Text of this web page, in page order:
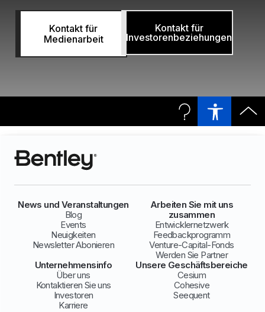
Kontakt für
Medienarbeit
Kontakt für
Investorenbeziehungen
News und Veranstaltungen
Blog
Events
Neuigkeiten
Newsletter Abonieren
Arbeiten Sie mit uns
zusammen
Entwicklernetzwerk
Feedbackprogramm
Venture-Capital-Fonds
Werden Sie Partner
Unternehmensinfo
Über uns
Kontaktieren Sie uns
Investoren
Karriere
Unsere Geschäftsbereiche
Cesium
Cohesive
Seequent